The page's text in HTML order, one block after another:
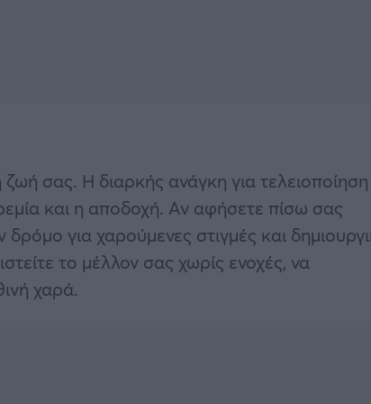
σας. Η διαρκής ανάγκη για τελειοποίηση
και η αποδοχή. Αν αφήσετε πίσω σας
για χαρούμενες στιγμές και
το μέλλον σας χωρίς ενοχές, να
χαρά.